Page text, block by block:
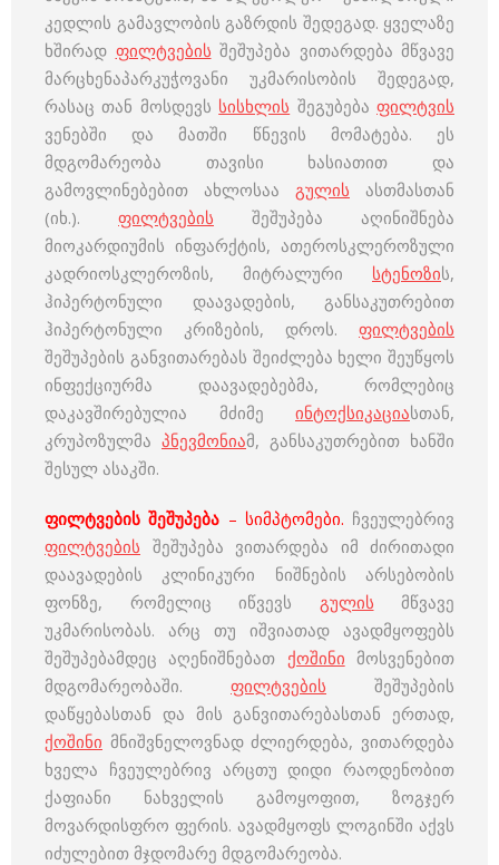
კედლის გამავლობის გაზრდის შედეგად. ყველაზე
ხშირად ფილტვების შეშუპება ვითარდება მწვავე
მარცხენაპარკუჭოვანი უკმარისობის შედეგად,
რასაც თან მოსდევს სისხლის შეგუბებაფილტვის
ვენებში და მათში წნევის მომატება. ეს
მდგომარეობა თავისი ხასიათით და
გამოვლინებებით ახლოსაა გულის ასთმასთან
(იხ.). ფილტვების შეშუპება აღინიშნება
მიოკარდიუმის ინფარქტის, ათეროსკლეროზული
კადრიოსკლეროზის, მიტრალური სტენოზის,
ჰიპერტონული დაავადების, განსაკუთრებით
ჰიპერტონული კრიზების, დროს. ფილტვების
შეშუპების განვითარებას შეიძლება ხელი შეუწყოს
ინფექციურმა დაავადებებმა, რომლებიც
დაკავშირებულია მძიმე ინტოქსიკაციასთან,
კრუპოზულმა პნევმონიამ, განსაკუთრებით ხანში
შესულ ასაკში.
ფილტვების შეშუპება – სიმპტომები. ჩვეულებრივ
ფილტვების შეშუპება ვითარდება იმ ძირითადი
დაავადების კლინიკური ნიშნების არსებობის
ფონზე, რომელიც იწვევს გულის მწვავე
უკმარისობას. არც თუ იშვიათად ავადმყოფებს
შეშუპებამდეც აღენიშნებათ ქოშინი მოსვენებით
მდგომარეობაში. ფილტვების შეშუპების
დაწყებასთან და მის განვითარებასთან ერთად,
ქოშინი მნიშვნელოვნად ძლიერდება, ვითარდება
ხველა ჩვეულებრივ არცთუ დიდი რაოდენობით
ქაფიანი ნახველის გამოყოფით, ზოგჯერ
მოვარდისფრო ფერის. ავადმყოფს ლოგინში აქვს
იძულებით მჯდომარე მდგომარეობა.